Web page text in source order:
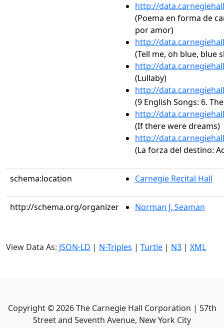
http://
(Poema en forma de
por amor)
http://
(Tell me, oh blue, blue
http://
(Lullaby)
http://
(9 English Songs: 6.
http://
(If there were dreams)
http://
(La forza del destino:
schema:location Carnegie Recital Hall
http://schema.org/organizer Norman J. Seaman
View Data As: JSON-LD | N-Triples | Turtle | N3 | XML
Copyright ©2026The Carnegie Hall Corporation | 57th
Street and Seventh Avenue, New York City